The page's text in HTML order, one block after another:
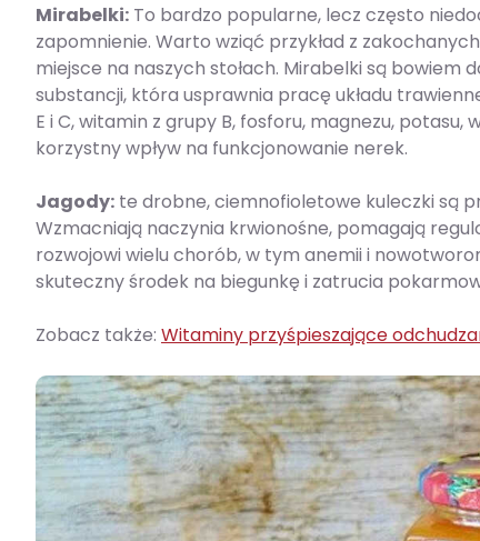
Mirabelki: To bardzo popularne, lecz często
zapomnienie. Warto wziąć przykład z
miejsce na naszych stołach. Mirabelki są bowiem
substancji, która usprawnia pracę układu
E i C, witamin z grupy B, fosforu, magnezu,
korzystny wpływ na funkcjonowanie nerek.
Jagody: te drobne, ciemnofioletowe kuleczki są
Wzmacniają naczynia krwionośne, pomagają
rozwojowi wielu chorób, w tym anemii i
skuteczny środek na biegunkę i zatrucia
Zobacz także: Witaminy przyśpieszające